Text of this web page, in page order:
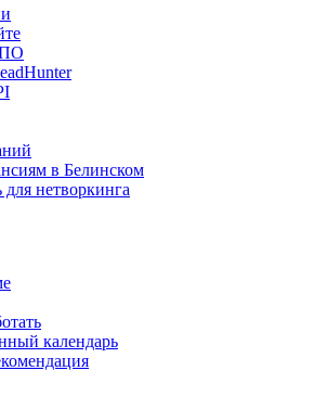
ПО
в Белинском
для нетворкинга
календарь